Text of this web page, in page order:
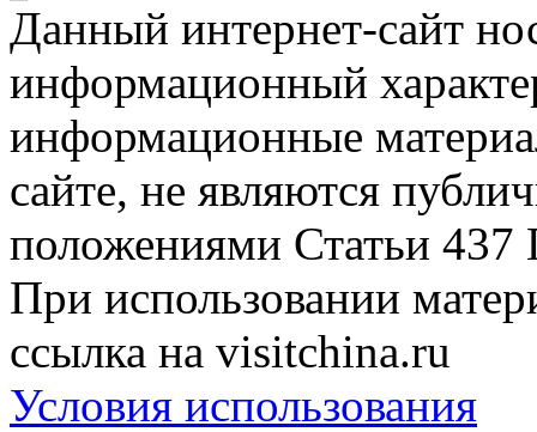
Данный интернет-сайт
информационный
информационные
сайте, не являются
положениями Статьи 437
При использовании
ссылка на visitchina.ru
Условия использования